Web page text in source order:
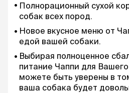
Полнорационный сухой
собак всех пород.
Новое вкусное меню от
едой вашей собаки.
Выбирая полноценное
питание Чаппи для
можете быть уверены в
ваша собака будет